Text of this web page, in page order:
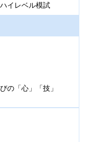
イレベル模試
の「心」「技」